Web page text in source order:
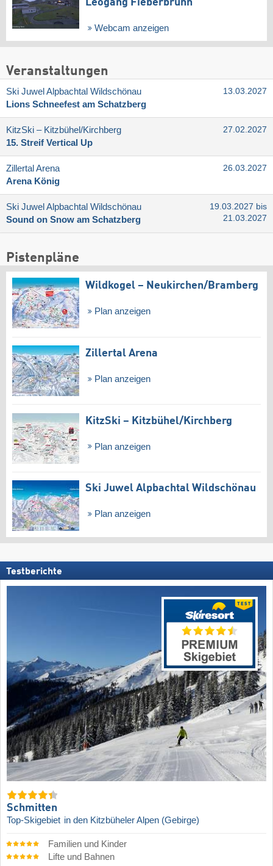
Leogang Fieberbrunn
Webcam anzeigen
Veranstaltungen
Ski Juwel Alpbachtal Wildschönau
Lions Schneefest am Schatzberg
13.03.2027
KitzSki – Kitzbühel/​Kirchberg
15. Streif Vertical Up
27.02.2027
Zillertal Arena
Arena König
26.03.2027
Ski Juwel Alpbachtal Wildschönau
Sound on Snow am Schatzberg
19.03.2027 bis
21.03.2027
Pistenpläne
Wildkogel – Neukirchen/​Bramberg
Plan anzeigen
Zillertal Arena
Plan anzeigen
KitzSki – Kitzbühel/​Kirchberg
Plan anzeigen
Ski Juwel Alpbachtal Wildschönau
Plan anzeigen
Testberichte
Schmitten
Top-Skigebiet in den Kitzbüheler Alpen (Gebirge)
Familien und Kinder
Lifte und Bahnen